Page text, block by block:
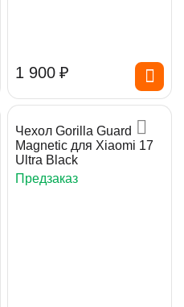
1 900 ₽
Чехол Gorilla Guard
Magnetic для Xiaomi 17
Ultra Black
Предзаказ